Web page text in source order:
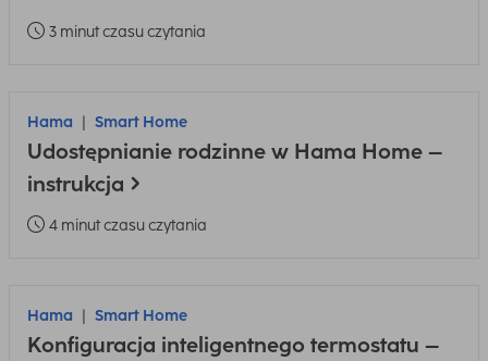
3 minut czasu czytania
Hama Smart Home
Udostępnianie rodzinne w Hama Home –
instrukcja
4 minut czasu czytania
Hama Smart Home
Konfiguracja inteligentnego termostatu –